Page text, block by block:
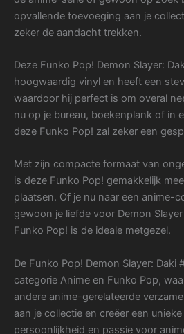
opvallende toevoeging aan je
zeker de aandacht trekken.
Deze Funko Pop! Demon Slayer:
hoogwaardig vinyl en heeft een
waardoor hij perfect is om overal
nu op je bureau, boekenplank of in
deze Funko Pop! zal zeker een
Met zijn compacte formaat van
is deze Funko Pop! gemakkelijk
plaatsen. Of je nu naar een anime-
gewoon je liefde voor Demon
Funko Pop! is de ideale metgezel.
De Funko Pop! Demon Slayer:
categorie Anime en Funko Pop,
andere anime-gerelateerde
aan je collectie en creëer een
persoonlijkheid en passie voor